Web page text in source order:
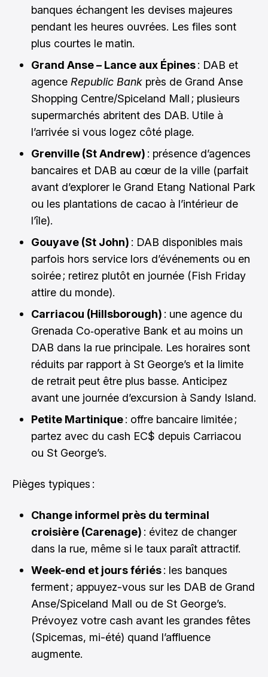
banques échangent les devises majeures
pendant les heures ouvrées. Les files sont
plus courtes le matin.
Grand Anse – Lance aux Épines: DAB et
agence Republic Bank près de Grand Anse
Shopping Centre/Spiceland Mall ; plusieurs
supermarchés abritent des DAB. Utile à
l’arrivée si vous logez côté plage.
Grenville (St Andrew) : présence d’agences
bancaires et DAB au cœur de la ville (parfait
avant d’explorer le Grand Etang National Park
ou les plantations de cacao à l’intérieur de
l’île).
Gouyave (St John) : DAB disponibles mais
parfois hors service lors d’événements ou en
soirée ; retirez plutôt en journée (Fish Friday
attire du monde).
Carriacou (Hillsborough) : une agence du
Grenada Co‑operative Bank et au moins un
DAB dans la rue principale. Les horaires sont
réduits par rapport à St George’s et la limite
de retrait peut être plus basse. Anticipez
avant une journée d’excursion à Sandy Island.
Petite Martinique: offre bancaire limitée ;
partez avec du cash EC$ depuis Carriacou
ou St George’s.
Pièges typiques :
Change informel près du terminal
croisière (Carenage) : évitez de changer
dans la rue, même si le taux paraît attractif.
Week-end et jours fériés: les banques
ferment ; appuyez-vous sur les DAB de Grand
Anse/Spiceland Mall ou de St George’s.
Prévoyez votre cash avant les grandes fêtes
(Spicemas, mi-été) quand l’affluence
augmente.